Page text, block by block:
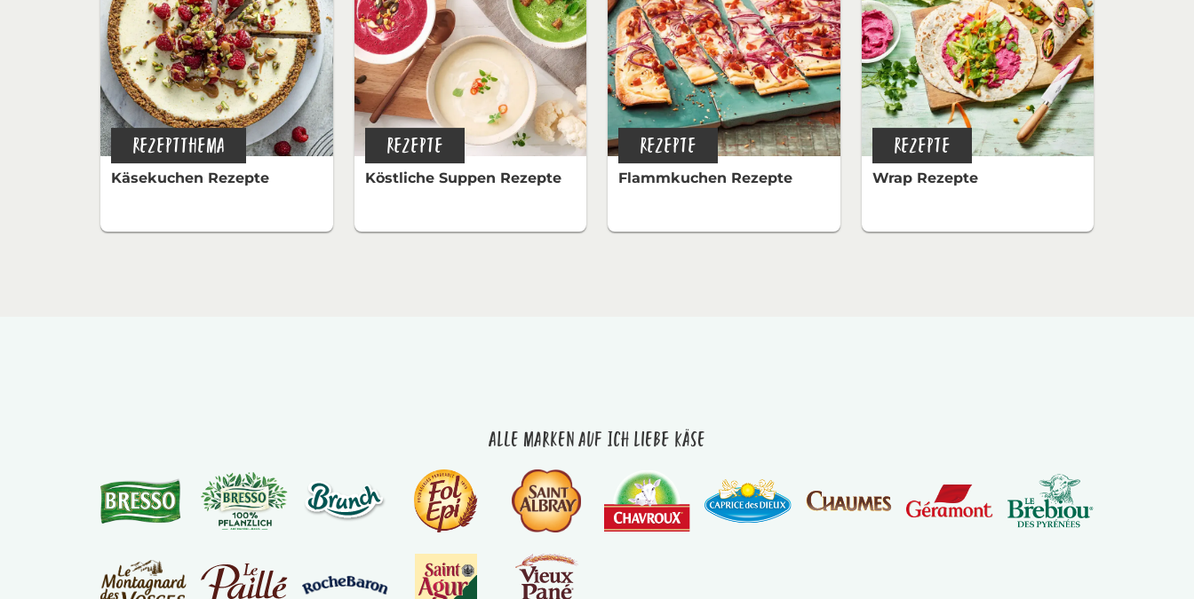
REZEPTTHEMA
Käsekuchen Rezepte
REZEPTE
Köstliche Suppen Rezepte
REZEPTE
Flammkuchen Rezepte
REZEPTE
Wrap Rezepte
Alle Marken auf Ich liebe Käse